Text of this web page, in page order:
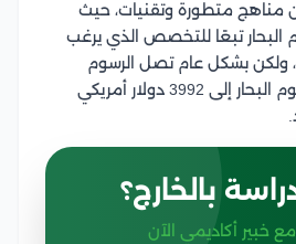
مناهج متطورة وتقنيات، حيث
البحار تبعًا للتخصص الذي يرغب
ولكن بشكل عام تصل الرسوم
الخاصة ببرامج كلية علوم البحار إلى 3992 دولار أمريكي
بالخارج؟
خبير أكاديمي الآن